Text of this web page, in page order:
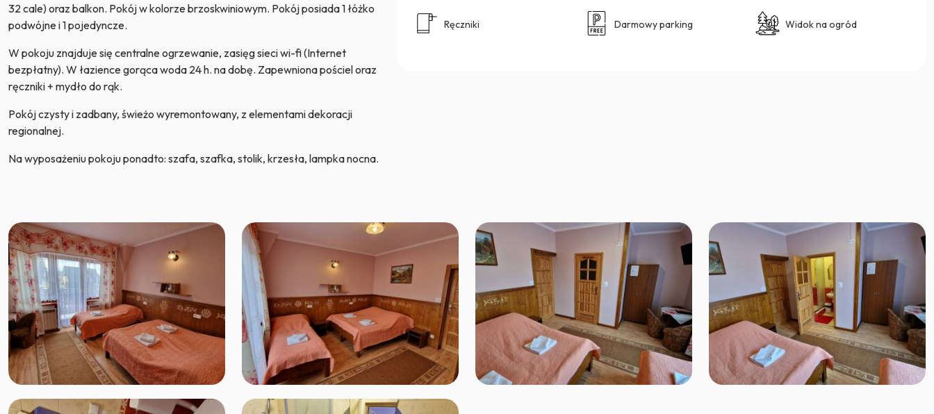
32 cale) oraz balkon. Pokój w kolorze brzoskwiniowym. Pokój posiada 1 łóżko
podwójne i 1 pojedyncze.
W pokoju znajduje się centralne ogrzewanie, zasięg sieci wi-fi (Internet
bezpłatny). W łazience gorąca woda 24 h. na dobę. Zapewniona pościel oraz
ręczniki + mydło do rąk.
Pokój czysty i zadbany, świeżo wyremontowany, z elementami dekoracji
regionalnej.
Na wyposażeniu pokoju ponadto: szafa, szafka, stolik, krzesła, lampka nocna.
Ręczniki Darmowy parking Widok na ogród